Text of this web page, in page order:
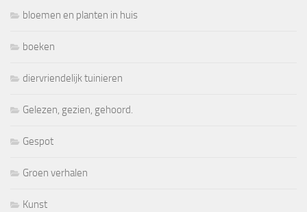
bloemen en planten in huis
boeken
diervriendelijk tuinieren
Gelezen, gezien, gehoord.
Gespot
Groen verhalen
Kunst